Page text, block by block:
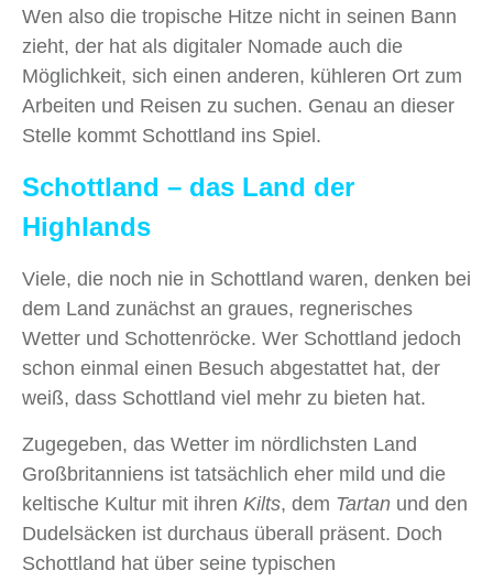
Wen also die tropische Hitze nicht in seinen Bann
zieht, der hat als digitaler Nomade auch die
Möglichkeit, sich einen anderen, kühleren Ort zum
Arbeiten und Reisen zu suchen. Genau an dieser
Stelle kommt Schottland ins Spiel.
Schottland – das Land der
Highlands
Viele, die noch nie in Schottland waren, denken bei
dem Land zunächst an graues, regnerisches
Wetter und Schottenröcke. Wer Schottland jedoch
schon einmal einen Besuch abgestattet hat, der
weiß, dass Schottland viel mehr zu bieten hat.
Zugegeben, das Wetter im nördlichsten Land
Großbritanniens ist tatsächlich eher mild und die
keltische Kultur mit ihren Kilts, dem Tartan und den
Dudelsäcken ist durchaus überall präsent. Doch
Schottland hat über seine typischen